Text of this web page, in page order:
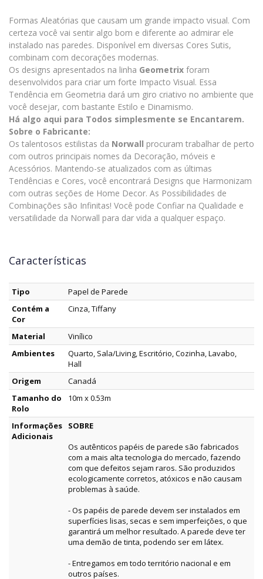
Formas Aleatórias que causam um grande impacto visual. Com
certeza você vai sentir algo bom e diferente ao admirar ele
instalado nas paredes. Disponível em diversas Cores Sutis,
combinam com decorações modernas.
Os designs apresentados na linha Geometrix foram
desenvolvidos para criar um forte Impacto Visual. Essa
Tendência em Geometria dará um giro criativo no ambiente que
você desejar, com bastante Estilo e Dinamismo.
Há algo aqui para Todos simplesmente se Encantarem.
Sobre o Fabricante:
Os talentosos estilistas da Norwall procuram trabalhar de perto
com outros principais nomes da Decoração, móveis e
Acessórios. Mantendo-se atualizados com as últimas
Tendências e Cores, você encontrará Designs que Harmonizam
com outras seções de Home Decor. As Possibilidades de
Combinações são Infinitas! Você pode Confiar na Qualidade e
versatilidade da Norwall para dar vida a qualquer espaço.
Características
Tipo
Papel de Parede
Contém a
Cor
Cinza, Tiffany
Material
Vinílico
Ambientes
Quarto, Sala/Living, Escritório, Cozinha, Lavabo,
Hall
Origem
Canadá
Tamanho do
Rolo
10m x 0.53m
Informações
Adicionais
SOBRE
Os autênticos papéis de parede são fabricados
com a mais alta tecnologia do mercado, fazendo
com que defeitos sejam raros. São produzidos
ecologicamente corretos, atóxicos e não causam
problemas à saúde.
- Os papéis de parede devem ser instalados em
superfícies lisas, secas e sem imperfeições, o que
garantirá um melhor resultado. A parede deve ter
uma demão de tinta, podendo ser em látex.
- Entregamos em todo território nacional e em
outros países.